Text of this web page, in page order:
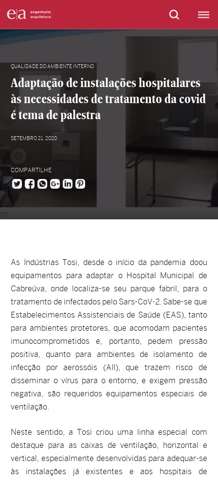
QUALIDADE DO AMBIENTE INTERNO
Adaptação de instalações hospitalares
às necessidades de tratamento da covid
é tema de palestra
SETEMBRO 21, 2020
COMPARTILHE
As Indústrias Tosi, desde o início da pandemia doou
equipamentos para adaptar o Hospital Municipal de
Cabreúva, onde localiza-se seu parque fabril, para o
tratamento de infectados pelo Sars-CoV-2. Sabe-se que
Estabelecimentos Assistenciais de Saúde (EAS), tanto
para ambientes protetores, que acomodam pacientes
imunocomprometidos e, portanto, pedem pressão
positiva, quanto para ambientes de isolamento de
infecção por aerossóis (AII), que trazem risco de
disseminar o vírus para o entorno, e exigem pressão
negativa, são requeridos equipamentos especiais de
ventilação.
Neste sentido, a Tosi criou uma linha especial com
destaque para as caixas de ventilação, horizontal e
vertical, especialmente desenvolvidas para adequar-se
às instalações já existentes e aos hospitais de